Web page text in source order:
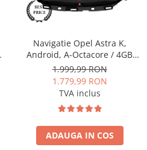
Navigatie Opel Astra K,
Android, A-Octacore / 4GB
RAM + 64GB ROM, 9 Inch -
AD-BGA9004+AD-BGRKIT251
1.999,99 RON
1.779,99 RON
TVA inclus
ADAUGA IN COS